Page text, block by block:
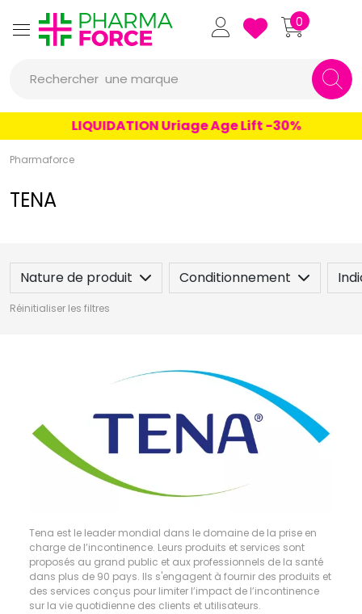
Pharmaforce Grande
0
Rechercher
un conseil
un produit
une marque
LIQUIDATION Uriage Age Lift -30%
Pharmaforce
TENA
Nature de produit Conditionnement
Réinitialiser les filtres
Tena est le leader mondial dans le domaine de la prise en
charge de l’incontinence. Leurs produits et services sont
proposés au grand public et aux professionnels de la santé
dans plus de 90 pays. Ils s'engagent à fournir des produits et
des services conçus pour limiter l’impact de l’incontinence
sur la vie quotidienne des clients et utilisateurs.